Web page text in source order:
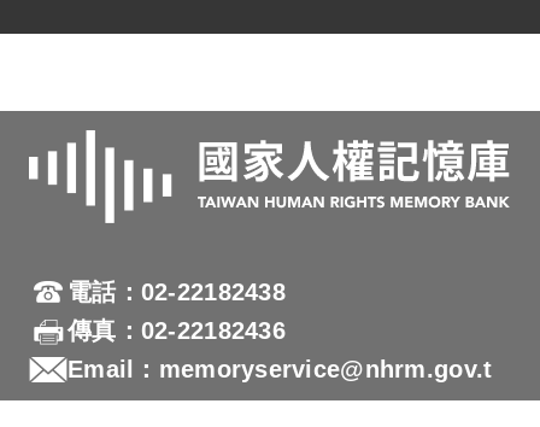
電話：02-22182438
傳真：02-22182436
Email：memoryservice@nhrm.gov.t
w